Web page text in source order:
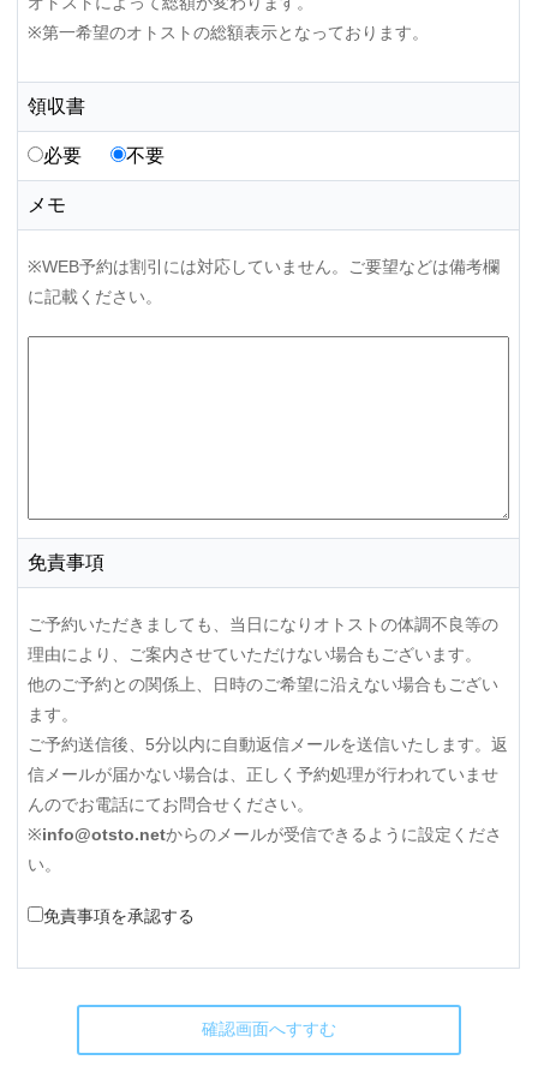
※第一希望のオトストの総額表示となっております。
領収書
必要 不要
メモ
※WEB予約は割引には対応していません。ご要望などは備考欄
に記載ください。
免責事項
ご予約いただきましても、当日になりオトストの体調不良等の
理由により、ご案内させていただけない場合もございます。
他のご予約との関係上、日時のご希望に沿えない場合もござい
ます。
ご予約送信後、5分以内に自動返信メールを送信いたします。返
信メールが届かない場合は、正しく予約処理が行われていませ
んのでお電話にてお問合せください。
※info@otsto.netからのメールが受信できるように設定くださ
い。
免責事項を承認する